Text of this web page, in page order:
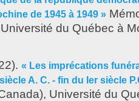
de 1945 à 1949 »
du Québec à
« Les imprécations
A. C. - fin du Ier siècle
Université du